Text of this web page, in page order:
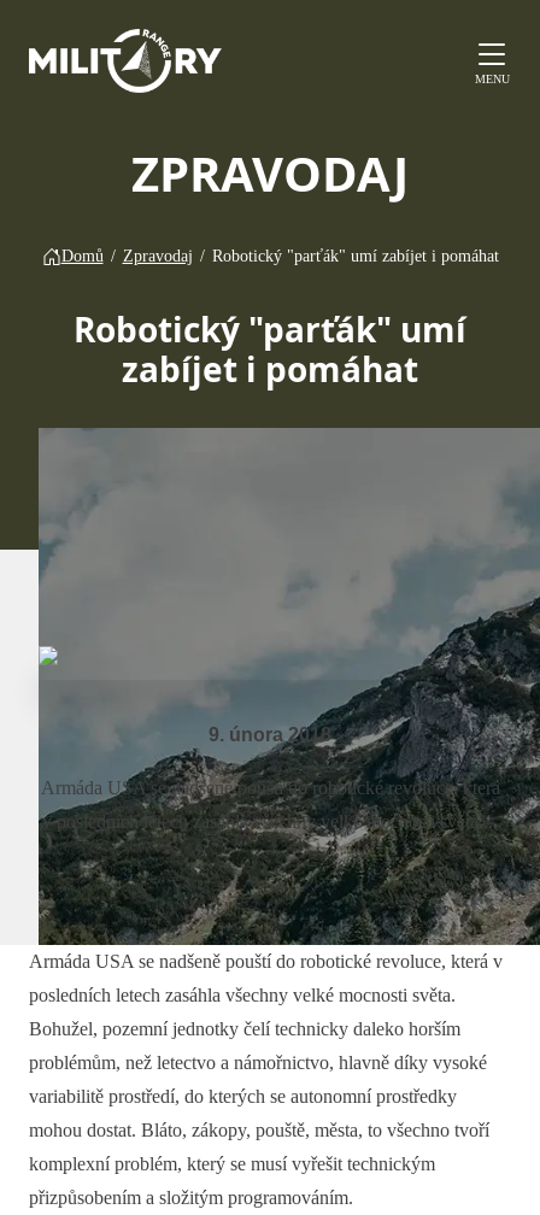
MENU
ZPRAVODAJ
Domů / Zpravodaj / Robotický "parťák" umí zabíjet i pomáhat
Robotický "parťák" umí
zabíjet i pomáhat
9. února 2018
Armáda USA se nadšeně pouští do robotické revoluce, která
v posledních letech zasáhla všechny velké mocnosti světa....
Armáda USA se nadšeně pouští do robotické revoluce, která v
posledních letech zasáhla všechny velké mocnosti světa.
Bohužel, pozemní jednotky čelí technicky daleko horším
problémům, než letectvo a námořnictvo, hlavně díky vysoké
variabilitě prostředí, do kterých se autonomní prostředky
mohou dostat. Bláto, zákopy, pouště, města, to všechno tvoří
komplexní problém, který se musí vyřešit technickým
přizpůsobením a složitým programováním.